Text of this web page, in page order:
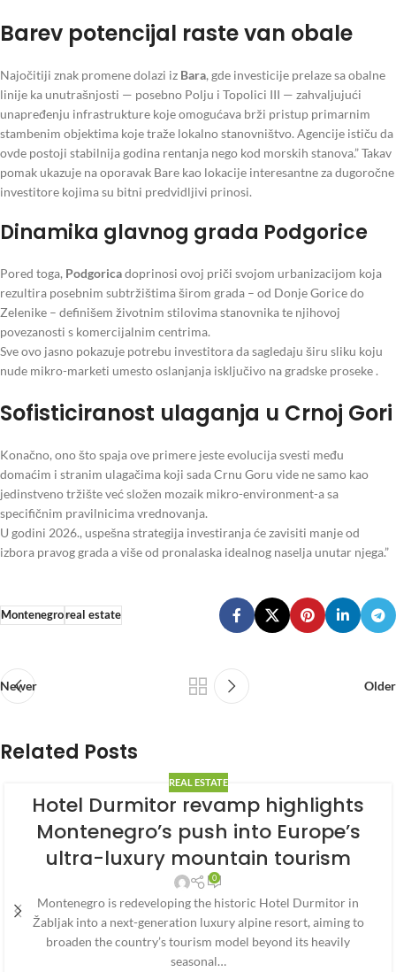
Barev potencijal raste van obale
Najočitiji znak promene dolazi iz Bara, gde investicije prelaze sa obalne
linije ka unutrašnjosti — posebno Polju i Topolici III — zahvaljujući
unapređenju infrastrukture koje omogućava brži pristup primarnim
stambenim objektima koje traže lokalno stanovništvo. Agencije ističu da
ovde postoji stabilnija godina rentanja nego kod morskih stanova.” Takav
pomak ukazuje na oporavak Bare kao lokacije interesantne za dugoročne
investitore kojima su bitni predvidljivi prinosi.
Dinamika glavnog grada Podgorice
Pored toga, Podgoricadoprinosi ovoj priči svojom urbanizacijom koja
rezultira posebnim subtržištima širom grada – od Donje Gorice do
Zelenike – definišem životnim stilovima stanovnika te njihovoj
povezanosti s komercijalnim centrima.
Sve ovo jasno pokazuje potrebu investitora da sagledaju širu sliku koju
nude mikro-marketi umesto oslanjanja isključivo na gradske proseke .
Sofisticiranost ulaganja u Crnoj Gori
Konačno, ono što spaja ove primere jeste evolucija svesti među
domaćim i stranim ulagačima koji sada Crnu Goru vide ne samo kao
jedinstveno tržište već složen mozaik mikro-environment-a sa
specifičnim pravilnicima vrednovanja.
U godini 2026., uspešna strategija investiranja će zavisiti manje od
izbora pravog grada a više od pronalaska idealnog naselja unutar njega.”
Montenegroreal estate
Newer Older
Related Posts
REAL ESTATE
Hotel Durmitor revamp highlights
Montenegro’s push into Europe’s
ultra-luxury mountain tourism
0
Montenegro is redeveloping the historic Hotel Durmitor in
Žabljak into a next-generation luxury alpine resort, aiming to
broaden the country’s tourism model beyond its heavily
seasonal…